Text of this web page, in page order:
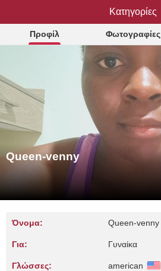
Queen-venny
Προφίλ Φωτογραφίες
Queen-venny
Όνομα: Queen-venny
Για: Γυναίκα
Γλώσσες: american
Κατηγορίες